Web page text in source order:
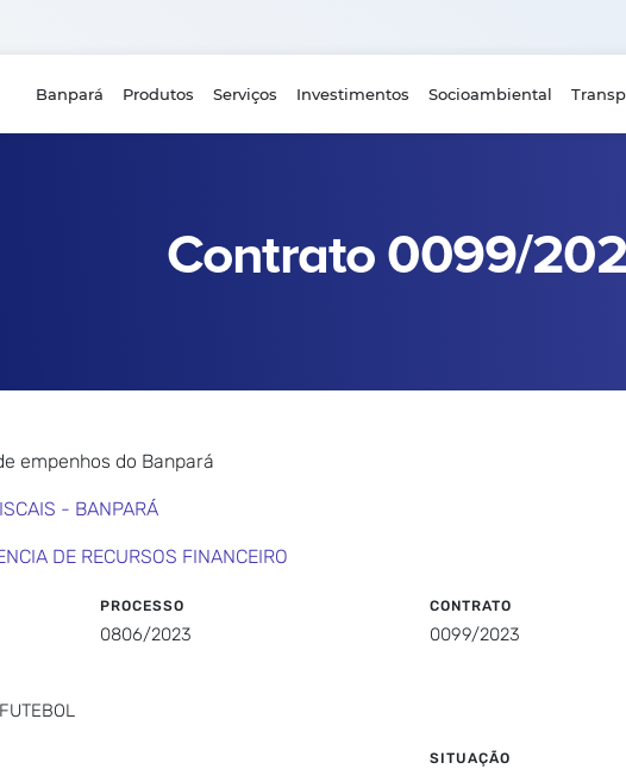
Banpará Produtos Serviços Investimentos Socioambiental
Contrato 0099/
empenhos do Banpará
- BANPARÁ
DE RECURSOS FINANCEIRO
PROCESSO
0806/2023
CONTRATO
0099/2023
SITUAÇÃO